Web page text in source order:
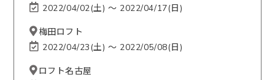
2022/04/02(土) 〜 2022/04/17(日)
梅田ロフト
2022/04/23(土) 〜 2022/05/08(日)
ロフト名古屋